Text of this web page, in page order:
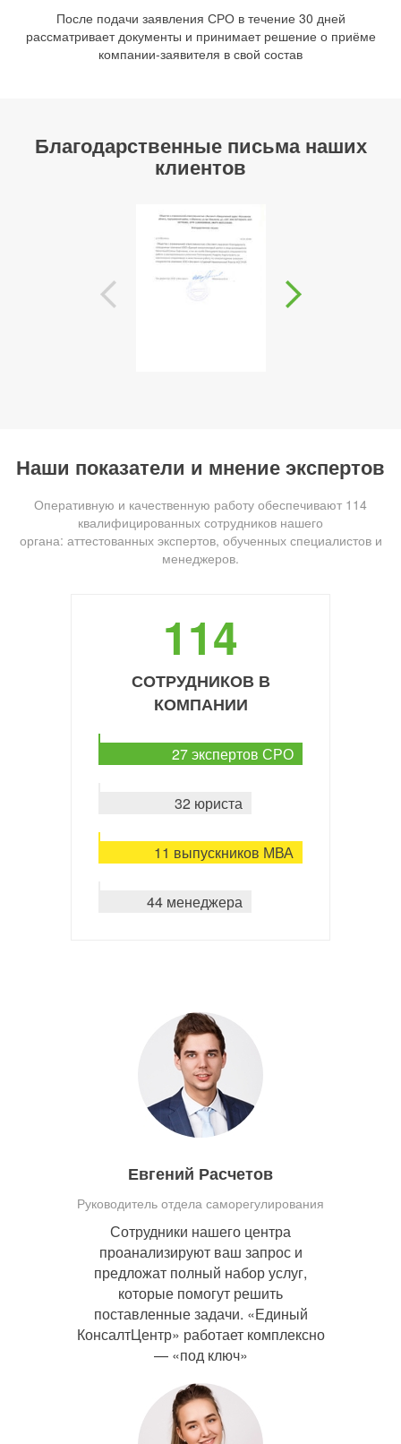
После подачи заявления СРО в течение 30 дней
рассматривает документы и принимает решение о приёме
компании-заявителя в свой состав
Благодарственные письма наших
клиентов
Наши показатели и мнение экспертов
Оперативную и качественную работу обеспечивают 114
квалифицированных сотрудников нашего
органа: аттестованных экспертов, обученных специалистов и
менеджеров.
114
СОТРУДНИКОВ В
КОМПАНИИ
27 экспертов СРО
32 юриста
11 выпускников МВА
44 менеджера
Евгений Расчетов
Руководитель отдела саморегулирования
Сотрудники нашего центра
проанализируют ваш запрос и
предложат полный набор услуг,
которые помогут решить
поставленные задачи. «Единый
КонсалтЦентр» работает комплексно
— «под ключ»